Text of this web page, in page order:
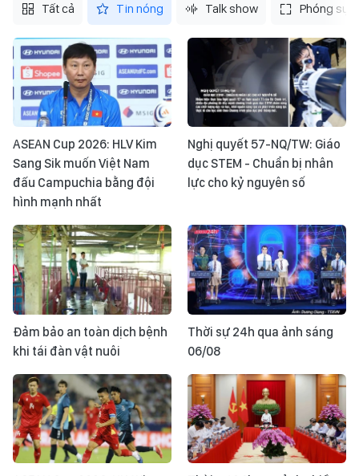
Tất cả Tin nóng Talk show Phóng sự
ASEAN Cup 2026: HLV Kim
Sang Sik muốn Việt Nam
đấu Campuchia bằng đội
hình mạnh nhất
Nghị quyết 57-NQ/TW: Giáo
dục STEM - Chuẩn bị nhân
lực cho kỷ nguyên số
Đảm bảo an toàn dịch bệnh
khi tái đàn vật nuôi
Thời sự 24h qua ảnh sáng
06/08